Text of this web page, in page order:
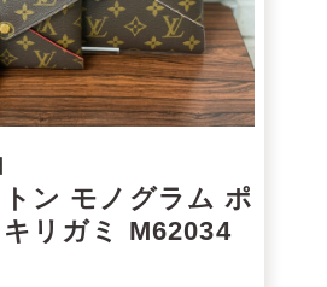
ン モノグラム ポ
リガミ M62034